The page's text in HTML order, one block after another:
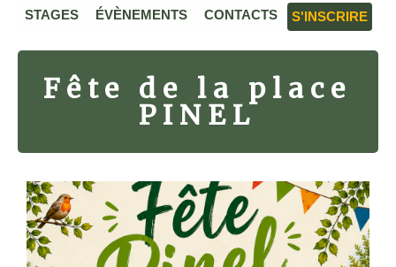
STAGES ÉVÈNEMENTS CONTACTS S'INSCRIRE
Fête de la place
PINEL